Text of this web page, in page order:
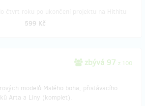
599 Kč
zbývá 97 z 100
modelů Malého boha, přistávacího
Arta a Liny (komplet).